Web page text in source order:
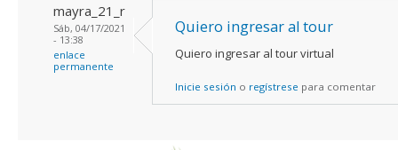
mayra_21_r
Sáb, 04/17/2021
- 13:38
enlace
permanente
Quiero ingresar al tour
Quiero ingresar al tour virtual
Inicie sesión o regístrese para comentar